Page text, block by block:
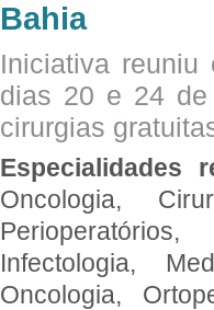
Bahia
Iniciativa
dias 20 e 24 de
cirurgias
Especialidades
Oncologia,
Infectologia,
Oncologia,